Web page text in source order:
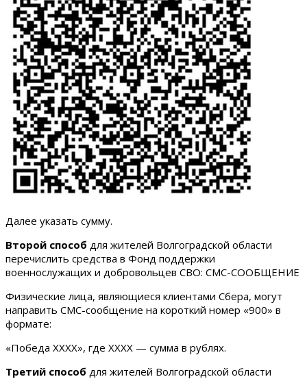
Далее указать сумму.
Второй способ для жителей Волгоградской области
перечислить средства в Фонд поддержки
военнослужащих и добровольцев СВО: СМС-СООБЩЕНИЕ
Физические лица, являющиеся клиентами Сбера, могут
направить СМС-сообщение на короткий номер «900» в
формате:
«Победа ХХХХ», где ХХХХ — сумма в рублях.
Третий способ для жителей Волгоградской области